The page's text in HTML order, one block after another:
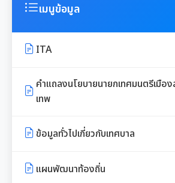
เมนูข้อมูล
ITA
คำแถลงนโยบายนายกเทศมนตรีเมือ
เทพ
ข้อมูลทั่วไปเกี่ยวกับเทศบาล
ประวัติความเป็นมา
แผนพัฒนาท้องถิ่น